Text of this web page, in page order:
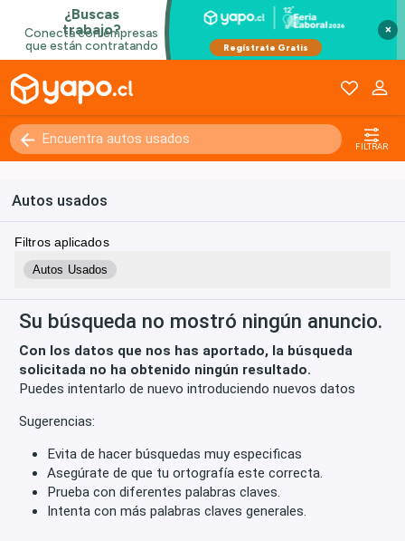
×
FILTRAR
Autos usados
Filtros aplicados
Autos Usados
Su búsqueda no mostró ningún anuncio.
Con los datos que nos has aportado, la búsqueda
solicitada no ha obtenido ningún resultado.
Puedes intentarlo de nuevo introduciendo nuevos datos
Sugerencias:
Evita de hacer búsquedas muy especificas
Asegúrate de que tu ortografía este correcta.
Prueba con diferentes palabras claves.
Intenta con más palabras claves generales.
Kilómetros 0 - 250000+